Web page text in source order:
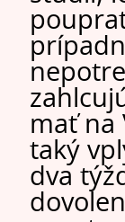
mať na
taký
dva